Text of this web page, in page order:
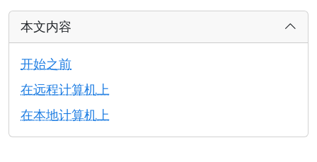
本文内容
开始之前
在远程计算机上
在本地计算机上
连接模式
无人值守访问
Active Directory 支持
MSI 配置
信息技术